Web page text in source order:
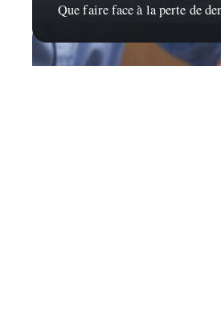
Que faire face à la perte de